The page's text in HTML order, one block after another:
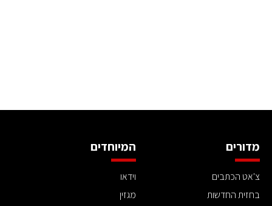
מדורים
צ'אט הכתבים
בחזית החדשות
המיוחדים
וידאו
מגזין